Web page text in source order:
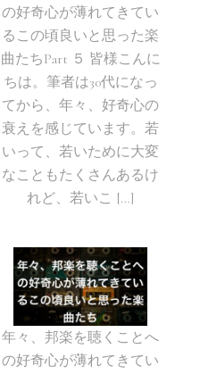
の好奇心が薄れてきてい
るこの頃良いと思った楽
曲たちPart ５ 皆様こんに
ちは。筆者は30代になっ
てから、年々、好奇心の
衰えを感じています。若
いって、若いために大変
なこともたくさんあるけ
れど、若いこ […]
年々、邦楽を聴くことへ
の好奇心が薄れてきてい